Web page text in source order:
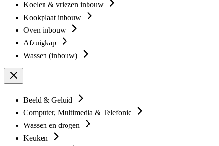
Koelen & vriezen inbouw
Kookplaat inbouw
Oven inbouw
Afzuigkap
Wassen (inbouw)
Beeld & Geluid
Computer, Multimedia & Telefonie
Wassen en drogen
Keuken